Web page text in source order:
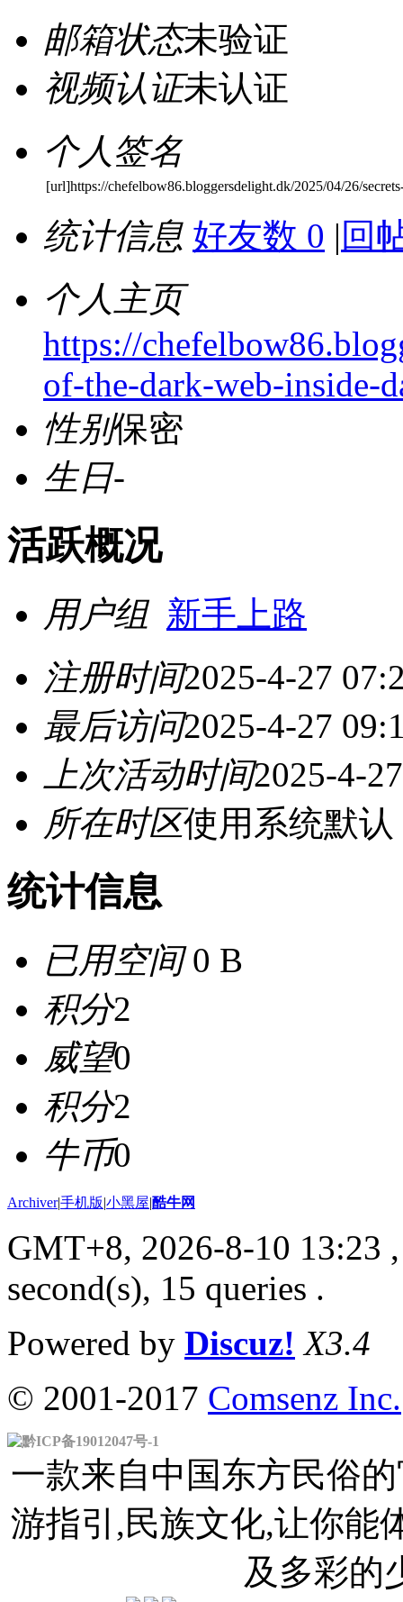
邮箱状态未验证
视频认证未认证
个人签名
[url]https://chefelbow86.bloggersdelight.dk/2025/04/26/
统计信息 好友数 0 | 回
个人主页
https://
of-the-dark-web-inside-
性别保密
生日-
活跃概况
用户组 新手上路
注册时间2025-4-27
最后访问2025-4-27
上次活动时间2025-4-
所在时区使用系统默认
统计信息
已用空间0 B
积分2
威望0
积分2
牛币0
Archiver|手机版|小黑屋|酷牛网
GMT+8, 2026-8-10 13:23
second(s), 15 queries .
Powered by Discuz! X3.4
© 2001-2017 Comsenz Inc.
黔ICP备19012047号-1
一款来自中国东方民俗
游指引,民族文化,让你能
及多彩的